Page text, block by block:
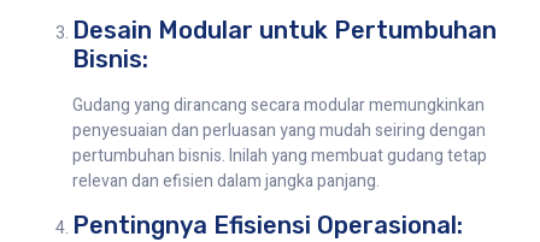
Desain Modular untuk Pertumbuhan
Bisnis:
Gudang yang dirancang secara modular memungkinkan
penyesuaian dan perluasan yang mudah seiring dengan
pertumbuhan bisnis. Inilah yang membuat gudang tetap
relevan dan efisien dalam jangka panjang.
Pentingnya Efisiensi Operasional: